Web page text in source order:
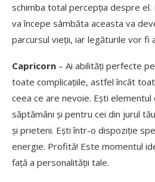
schimba total percepția despre el.
va începe sâmbăta aceasta va
parcursul vieții, iar legăturile vor fi
Capricorn – Ai abilități perfecte
toate complicațiile, astfel încât
ceea ce are nevoie. Ești
săptămâni și pentru cei din jurul
și prieteni. Ești într-o dispoziție
energie. Profită! Este momentul
față a personalității tale.